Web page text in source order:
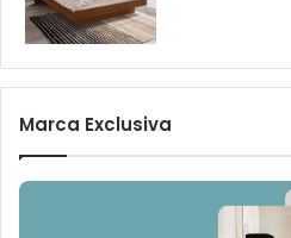
Marca Exclusiva